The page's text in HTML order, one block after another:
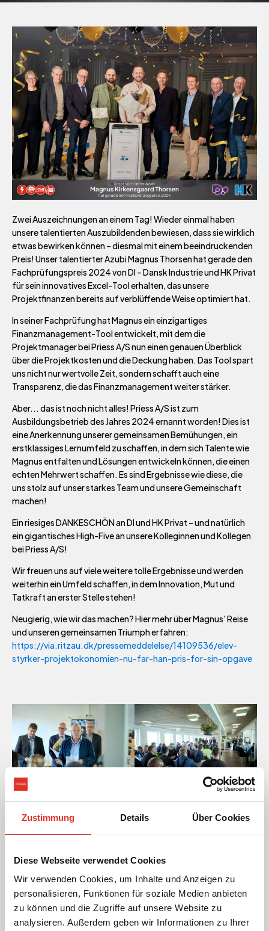
Zustimmung Details Über Cookies
Diese Webseite verwendet Cookies
Wir verwenden Cookies, um Inhalte und Anzeigen zu
personalisieren, Funktionen für soziale Medien anbieten
zu können und die Zugriffe auf unsere Website zu
analysieren. Außerdem geben wir Informationen zu Ihrer
Zwei Auszeichnungen an einem Tag! Wieder einmal haben
unsere talentierten Auszubildenden bewiesen, dass sie wirklich
etwas bewirken können – diesmal mit einem beeindruckenden
Preis! Unser talentierter Azubi Magnus Thorsen hat gerade den
Fachprüfungspreis 2024 von DI – Dansk Industrie und HK Privat
für sein innovatives Excel-Tool erhalten, das unsere
Projektfinanzen bereits auf verblüffende Weise optimiert hat.
In seiner Fachprüfung hat Magnus ein einzigartiges
Finanzmanagement-Tool entwickelt, mit dem die
Projektmanager bei Priess A/S nun einen genauen Überblick
über die Projektkosten und die Deckung haben. Das Tool spart
uns nicht nur wertvolle Zeit, sondern schafft auch eine
Transparenz, die das Finanzmanagement weiter stärker.
Aber... das ist noch nicht alles! Priess A/S ist zum
Ausbildungsbetrieb des Jahres 2024 ernannt worden! Dies ist
eine Anerkennung unserer gemeinsamen Bemühungen, ein
erstklassiges Lernumfeld zu schaffen, in dem sich Talente wie
Magnus entfalten und Lösungen entwickeln können, die einen
echten Mehrwert schaffen. Es sind Ergebnisse wie diese, die
uns stolz auf unser starkes Team und unsere Gemeinschaft
machen!
Ein riesiges DANKESCHÖN an DI und HK Privat – und natürlich
ein gigantisches High-Five an unsere Kolleginnen und Kollegen
bei Priess A/S!
Wir freuen uns auf viele weitere tolle Ergebnisse und werden
weiterhin ein Umfeld schaffen, in dem Innovation, Mut und
Tatkraft an erster Stelle stehen!
Neugierig, wie wir das machen? Hier mehr über Magnus' Reise
und unseren gemeinsamen Triumph erfahren:
https://via.ritzau.dk/pressemeddelelse/14109536/elev-
styrker-projektokonomien-nu-far-han-pris-for-sin-opgave